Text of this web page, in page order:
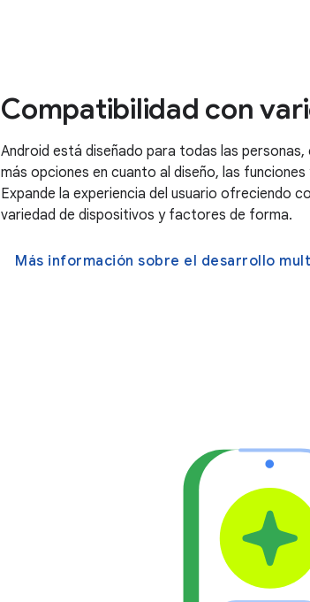
Compatibilidad con
Android está diseñado para todas las personas,
más opciones en cuanto al diseño, las
Expande la experiencia del usuario ofreciendo
variedad de dispositivos y factores de forma.
Más información sobre el desarrollo